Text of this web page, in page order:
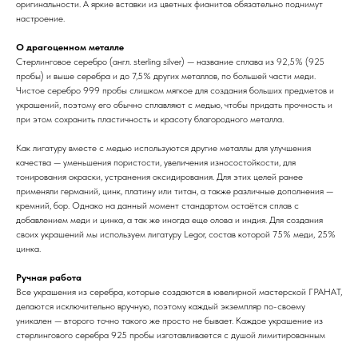
оригинальности. А яркие вставки из цветных фианитов обязательно поднимут
настроение.
О драгоценном металле
Стерлинговое серебро (англ. sterling silver) — название сплава из 92,5% (925
пробы) и выше серебра и до 7,5% других металлов, по большей части меди.
Чистое серебро 999 пробы слишком мягкое для создания больших предметов и
украшений, поэтому его обычно сплавляют с медью, чтобы придать прочность и
при этом сохранить пластичность и красоту благородного металла.
Как лигатуру вместе с медью используются другие металлы для улучшения
качества — уменьшения пористости, увеличения износостойкости, для
тонирования окраски, устранения оксидирования. Для этих целей ранее
применяли германий, цинк, платину или титан, а также различные дополнения —
кремний, бор. Однако на данный момент стандартом остаётся сплав с
добавлением меди и цинка, а так же иногда еще олова и индия. Для создания
своих украшений мы используем лигатуру Legor, состав которой 75% меди, 25%
цинка.
Ручная работа
Все украшения из серебра, которые создаются в ювелирной мастерской ГРАНАТ,
делаются исключительно вручную, поэтому каждый экземпляр по-своему
уникален — второго точно такого же просто не бывает. Каждое украшение из
стерлингового серебра 925 пробы изготавливается с душой лимитированным